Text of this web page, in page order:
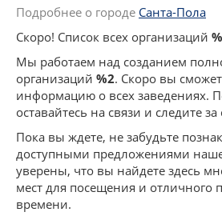
КОМАРКИ (РАЙОНЫ)
РЕЦЕПТЫ
ПРЕДЛОЖЕНИЯ
СТАТЬИ
УСЛУГИ
Подробнее о городе Санта-Пола
Скоро! Список всех организаций
Мы работаем над созданием
организаций %2. Скоро вы
информацию о всех заведениях.
оставайтесь на связи и следите
Пока вы ждете, не забудьте
доступными предложениями
уверены, что вы найдете здесь
мест для посещения и отличного
времени.